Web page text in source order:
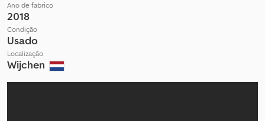
Ano de fabrico
2018
Condição
Usado
Localização
Wijchen